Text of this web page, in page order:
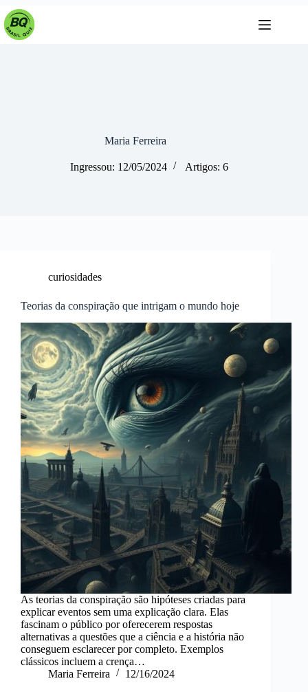
Pular
para
Maria Ferreira
Ingressou: 12/05/2024 Artigos: 6
curiosidades
Teorias da conspiração que intrigam o mundo hoje
As teorias da conspiração são hipóteses criadas para
explicar eventos sem uma explicação clara. Elas
fascinam o público por oferecerem respostas
alternativas a questões que a ciência e a história não
conseguem esclarecer por completo. Exemplos
clássicos incluem a crença…
Maria Ferreira
12/16/2024